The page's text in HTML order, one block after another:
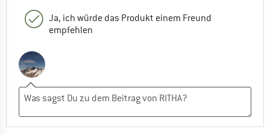
Ja, ich würde das Produkt einem Freund
empfehlen